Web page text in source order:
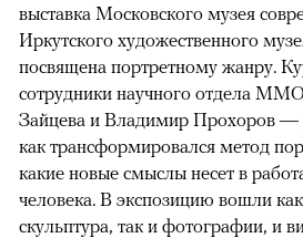
выставка Московского музея
Иркутского художественного
посвящена портретному жанру.
сотрудники научного отдела
Зайцева и Владимир Прохоров —
как трансформировался метод
какие новые смыслы несет в
человека. В экспозицию вошли
скульптура, так и фотографии, и